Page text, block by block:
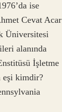
ise
Cevat Acar
Üniversitesi
alanında
İşletme
eşi kimdir?